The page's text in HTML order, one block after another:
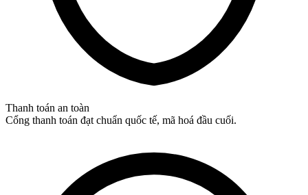
Thanh toán an toàn
Cổng thanh toán đạt chuẩn quốc tế, mã hoá đầu cuối.